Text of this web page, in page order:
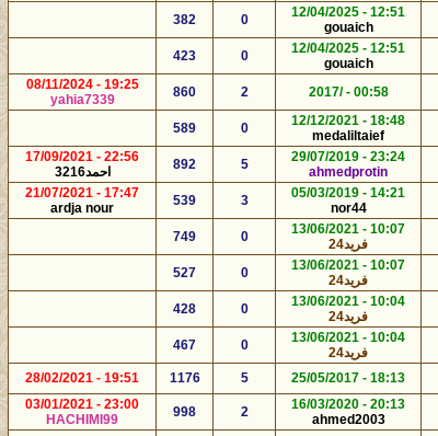
12:51 - 12/04/2025
gouaich
0
382
12:51 - 12/04/2025
gouaich
0
423
00:58 - /2017
2
860
19:25 - 08/11/2024
yahia7339
18:48 - 12/12/2021
medaliltaief
0
589
23:24 - 29/07/2019
ahmedprotin
5
892
22:56 - 17/09/2021
احمد3216
14:21 - 05/03/2019
nor44
3
539
17:47 - 21/07/2021
ardja nour
10:07 - 13/06/2021
فريد24
0
749
10:07 - 13/06/2021
فريد24
0
527
10:04 - 13/06/2021
فريد24
0
428
10:04 - 13/06/2021
فريد24
0
467
18:13 - 25/05/2017
5
1176
19:51 - 28/02/2021
20:13 - 16/03/2020
ahmed2003
2
998
23:00 - 03/01/2021
HACHIMI99